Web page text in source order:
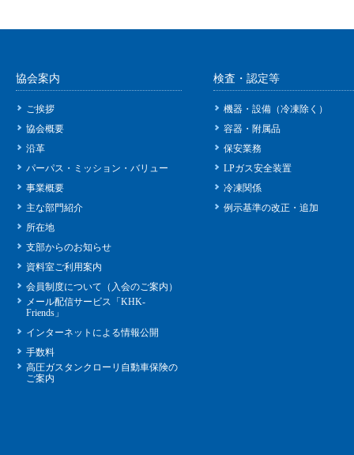
協会案内
ご挨拶
協会概要
沿革
パーパス・ミッション・バリュー
事業概要
主な部門紹介
所在地
支部からのお知らせ
資料室ご利用案内
会員制度について（入会のご案内）
メール配信サービス「KHK-
Friends」
インターネットによる情報公開
手数料
高圧ガスタンクローリ自動車保険の
ご案内
検査・認定等
機器・設備（冷凍除く）
容器・附属品
保安業務
LPガス安全装置
冷凍関係
例示基準の改正・追加